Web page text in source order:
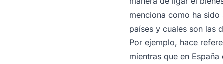
menciona como ha sido
países y cuales son las
Por ejemplo, hace
mientras que en